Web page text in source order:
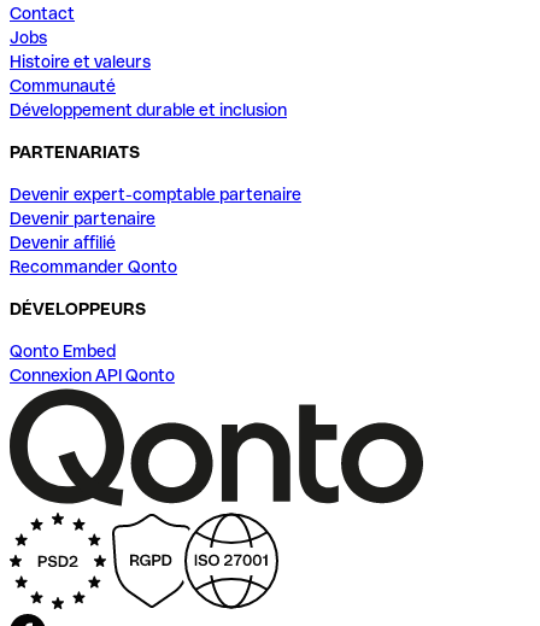
Contact
Jobs
Histoire et valeurs
Communauté
Développement durable et inclusion
PARTENARIATS
Devenir expert-comptable partenaire
Devenir partenaire
Devenir affilié
Recommander Qonto
DÉVELOPPEURS
Qonto Embed
Connexion API Qonto